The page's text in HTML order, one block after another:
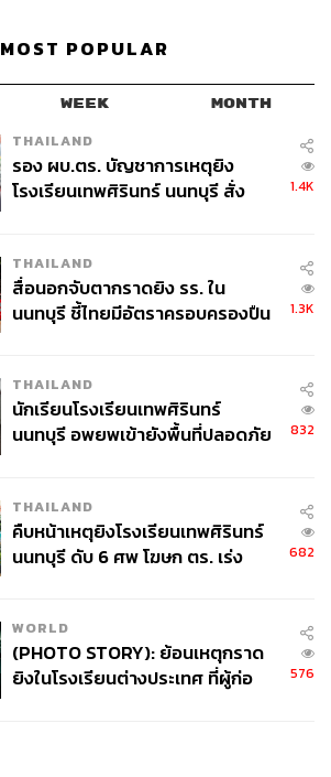
MOST POPULAR
WEEK MONTH
THAILAND
รอง ผบ.ตร. บัญชาการเหตุยิง
โรงเรียนเทพศิรินทร์ นนทบุรี สั่ง
1.4K
THAILAND
สื่อนอกจับตากราดยิง รร. ใน
นนทบุรี ชี้ไทยมีอัตราครอบครองปืน
1.3K
THAILAND
นักเรียนโรงเรียนเทพศิรินทร์
นนทบุรี อพยพเข้ายังพื้นที่ปลอดภัย
832
THAILAND
คืบหน้าเหตุยิงโรงเรียนเทพศิรินทร์
นนทบุรี ดับ 6 ศพ โฆษก ตร. เร่ง
682
WORLD
(PHOTO STORY): ย้อนเหตุกราด
ยิงในโรงเรียนต่างประเทศ ที่ผู้ก่อ
576